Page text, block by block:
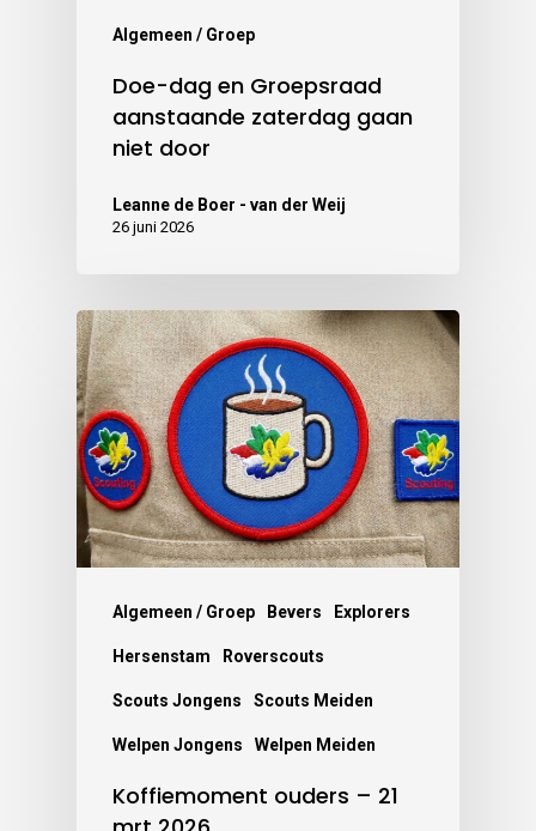
Algemeen / Groep
Doe-dag en Groepsraad
aanstaande zaterdag gaan
niet door
Leanne de Boer - van der Weij
26 juni 2026
Algemeen / Groep Bevers Explorers
Hersenstam Roverscouts
Scouts Jongens Scouts Meiden
Welpen Jongens Welpen Meiden
Koffiemoment ouders – 21